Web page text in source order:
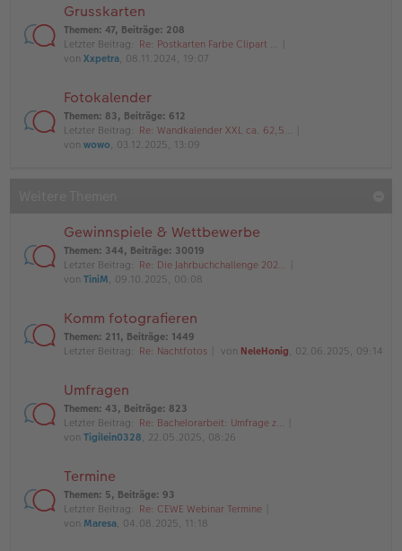
Grusskarten
Themen: 47, Beiträge: 208
Letzter Beitrag: Re: Postkarten Farbe Clipart …
von Xxpetra, 08.11.2024, 19:07
Fotokalender
Themen: 83, Beiträge: 612
Letzter Beitrag: Re: Wandkalender XXL ca. 62,5…
von wowo, 03.12.2025, 13:09
Gewinnspiele & Wettbewerbe
Themen: 344, Beiträge: 30019
Letzter Beitrag: Re: Die Jahrbuchchallenge 202…
von TiniM, 09.10.2025, 00:08
Komm fotografieren
Themen: 211, Beiträge: 1449
Letzter Beitrag: Re: Nachtfotos von NeleHonig, 02.06.2025, 09:14
Umfragen
Themen: 43, Beiträge: 823
Letzter Beitrag: Re: Bachelorarbeit: Umfrage z…
von Tigilein0328, 22.05.2025, 08:26
Termine
Themen: 5, Beiträge: 93
Letzter Beitrag: Re: CEWE Webinar Termine
von Maresa, 04.08.2025, 11:18